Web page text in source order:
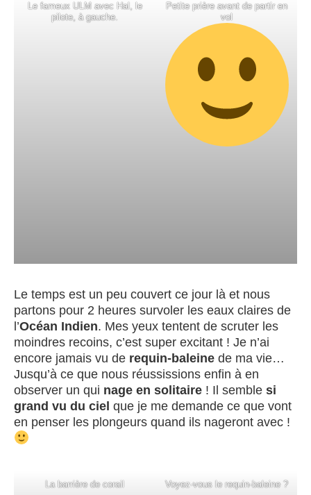
Le fameux ULM avec Hal, le
pilote, à gauche.
Petite prière avant de partir en
vol
Le temps est un peu couvert ce jour là et nous
partons pour 2 heures survoler les eaux claires de
l’Océan Indien. Mes yeux tentent de scruter les
moindres recoins, c’est super excitant ! Je n’ai
encore jamais vu de requin-baleine de ma vie…
Jusqu’à ce que nous réussissions enfin à en
observer un qui nage en solitaire ! Il semble si
grand vu du ciel que je me demande ce que vont
en penser les plongeurs quand ils nageront avec !
La barrière de corail Voyez-vous le requin-baleine ?